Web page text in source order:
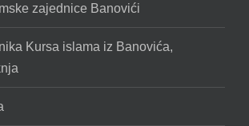
zajednice Banovići
Kursa islama iz Banovića,